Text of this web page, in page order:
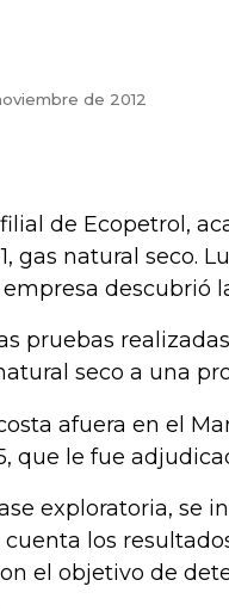
de 2012
de Ecopetrol,
gas natural seco.
descubrió
pruebas
seco a una
afuera en el
que le fue
exploratoria, se
cuenta los
el objetivo de